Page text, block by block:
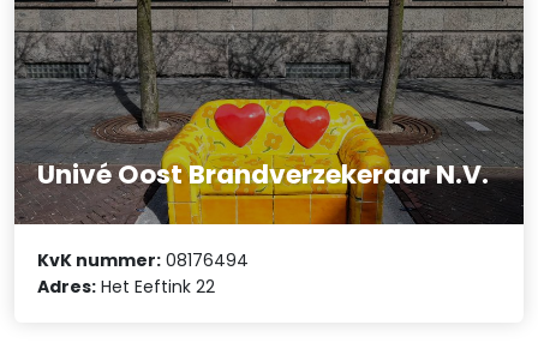
Univé Oost Brandverzekeraar N.V.
KvK nummer: 08176494
Adres: Het Eeftink 22